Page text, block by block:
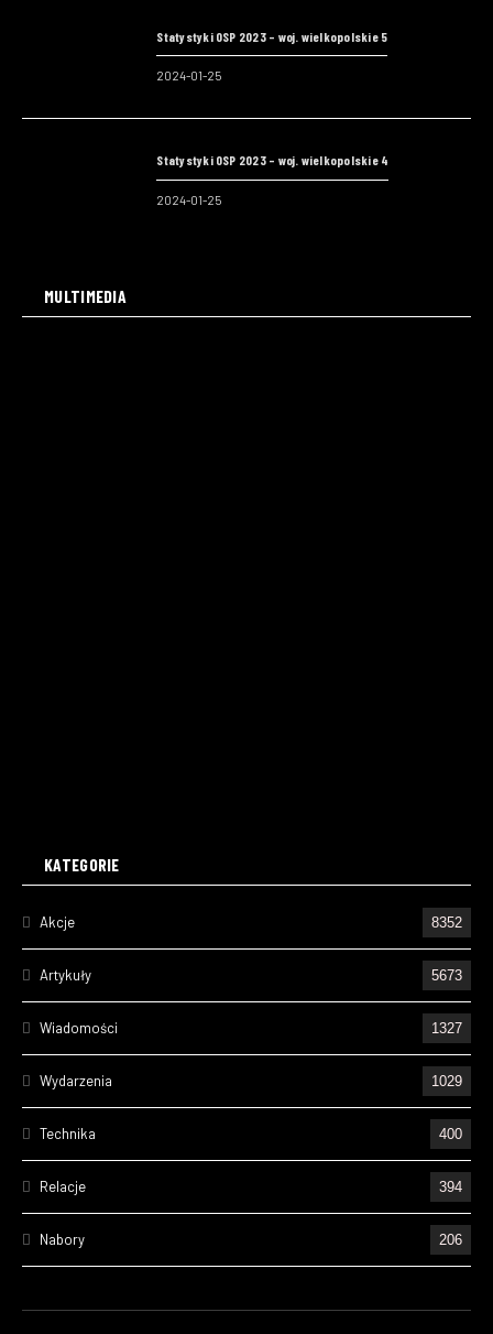
Statystyki OSP 2023 – woj. wielkopolskie 5
2024-01-25
Statystyki OSP 2023 – woj. wielkopolskie 4
2024-01-25
MULTIMEDIA
KATEGORIE
Akcje 8352
Artykuły 5673
Wiadomości 1327
Wydarzenia 1029
Technika 400
Relacje 394
Nabory 206